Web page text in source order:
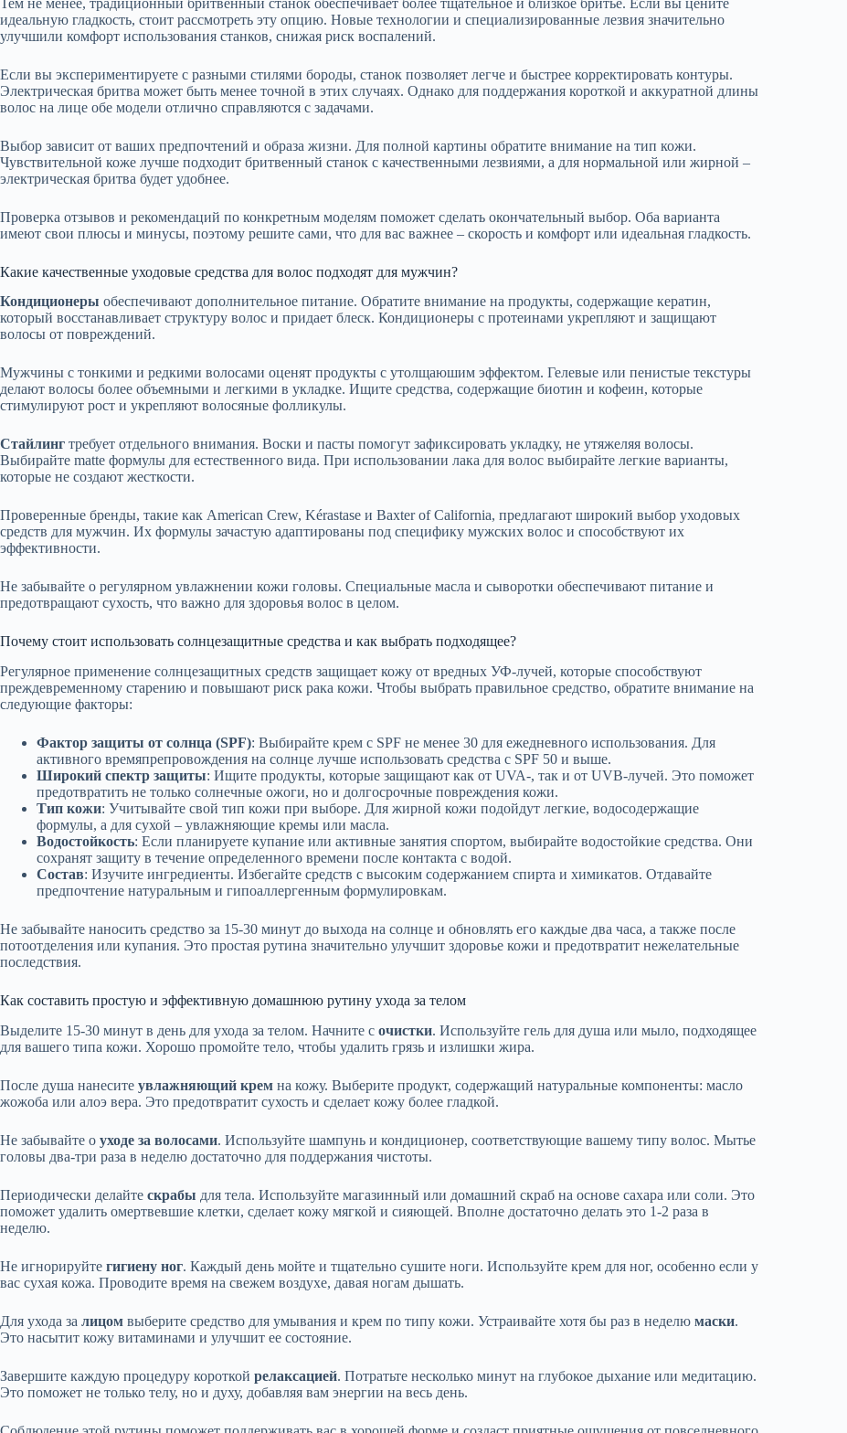
идеальную гладкость, стоит рассмотреть эту опцию. Новые технологии и специализированные лезвия значительно
улучшили комфорт использования станков, снижая риск воспалений.
Если вы экспериментируете с разными стилями бороды, станок позволяет легче и быстрее корректировать контуры.
Электрическая бритва может быть менее точной в этих случаях. Однако для поддержания короткой и аккуратной длины
волос на лице обе модели отлично справляются с задачами.
Выбор зависит от ваших предпочтений и образа жизни. Для полной картины обратите внимание на тип кожи.
Чувствительной коже лучше подходит бритвенный станок с качественными лезвиями, а для нормальной или жирной –
электрическая бритва будет удобнее.
Проверка отзывов и рекомендаций по конкретным моделям поможет сделать окончательный выбор. Оба варианта
имеют свои плюсы и минусы, поэтому решите сами, что для вас важнее – скорость и комфорт или идеальная гладкость.
Какие качественные уходовые средства для волос подходят для мужчин?
Кондиционеры обеспечивают дополнительное питание. Обратите внимание на продукты, содержащие кератин,
который восстанавливает структуру волос и придает блеск. Кондиционеры с протеинами укрепляют и защищают
волосы от повреждений.
Мужчины с тонкими и редкими волосами оценят продукты с утолщаюшим эффектом. Гелевые или пенистые текстуры
делают волосы более объемными и легкими в укладке. Ищите средства, содержащие биотин и кофеин, которые
стимулируют рост и укрепляют волосяные фолликулы.
Стайлинг требует отдельного внимания. Воски и пасты помогут зафиксировать укладку, не утяжеляя волосы.
Выбирайте matte формулы для естественного вида. При использовании лака для волос выбирайте легкие варианты,
которые не создают жесткости.
Проверенные бренды, такие как American Crew, Kérastase и Baxter of California, предлагают широкий выбор уходовых
средств для мужчин. Их формулы зачастую адаптированы под специфику мужских волос и способствуют их
эффективности.
Не забывайте о регулярном увлажнении кожи головы. Специальные масла и сыворотки обеспечивают питание и
предотвращают сухость, что важно для здоровья волос в целом.
Почему стоит использовать солнцезащитные средства и как выбрать подходящее?
Регулярное применение солнцезащитных средств защищает кожу от вредных УФ-лучей, которые способствуют
преждевременному старению и повышают риск рака кожи. Чтобы выбрать правильное средство, обратите внимание на
следующие факторы:
Фактор защиты от солнца (SPF): Выбирайте крем с SPF не менее 30 для ежедневного использования. Для
активного времяпрепровождения на солнце лучше использовать средства с SPF 50 и выше.
Широкий спектр защиты: Ищите продукты, которые защищают как от UVA-, так и от UVB-лучей. Это поможет
предотвратить не только солнечные ожоги, но и долгосрочные повреждения кожи.
Тип кожи: Учитывайте свой тип кожи при выборе. Для жирной кожи подойдут легкие, водосодержащие
формулы, а для сухой – увлажняющие кремы или масла.
Водостойкость: Если планируете купание или активные занятия спортом, выбирайте водостойкие средства. Они
сохранят защиту в течение определенного времени после контакта с водой.
Состав: Изучите ингредиенты. Избегайте средств с высоким содержанием спирта и химикатов. Отдавайте
предпочтение натуральным и гипоаллергенным формулировкам.
Не забывайте наносить средство за 15-30 минут до выхода на солнце и обновлять его каждые два часа, а также после
потоотделения или купания. Это простая рутина значительно улучшит здоровье кожи и предотвратит нежелательные
последствия.
Как составить простую и эффективную домашнюю рутину ухода за телом
Выделите 15-30 минут в день для ухода за телом. Начните с очистки. Используйте гель для душа или мыло, подходящее
для вашего типа кожи. Хорошо промойте тело, чтобы удалить грязь и излишки жира.
После душа нанесите увлажняющий крем на кожу. Выберите продукт, содержащий натуральные компоненты: масло
жожоба или алоэ вера. Это предотвратит сухость и сделает кожу более гладкой.
Не забывайте о уходе за волосами. Используйте шампунь и кондиционер, соответствующие вашему типу волос. Мытье
головы два-три раза в неделю достаточно для поддержания чистоты.
Периодически делайте скрабы для тела. Используйте магазинный или домашний скраб на основе сахара или соли. Это
поможет удалить омертвевшие клетки, сделает кожу мягкой и сияющей. Вполне достаточно делать это 1-2 раза в
неделю.
Не игнорируйте гигиену ног. Каждый день мойте и тщательно сушите ноги. Используйте крем для ног, особенно если у
вас сухая кожа. Проводите время на свежем воздухе, давая ногам дышать.
Для ухода за лицом выберите средство для умывания и крем по типу кожи. Устраивайте хотя бы раз в неделю маски.
Это насытит кожу витаминами и улучшит ее состояние.
Завершите каждую процедуру короткой релаксацией. Потратьте несколько минут на глубокое дыхание или медитацию.
Это поможет не только телу, но и духу, добавляя вам энергии на весь день.